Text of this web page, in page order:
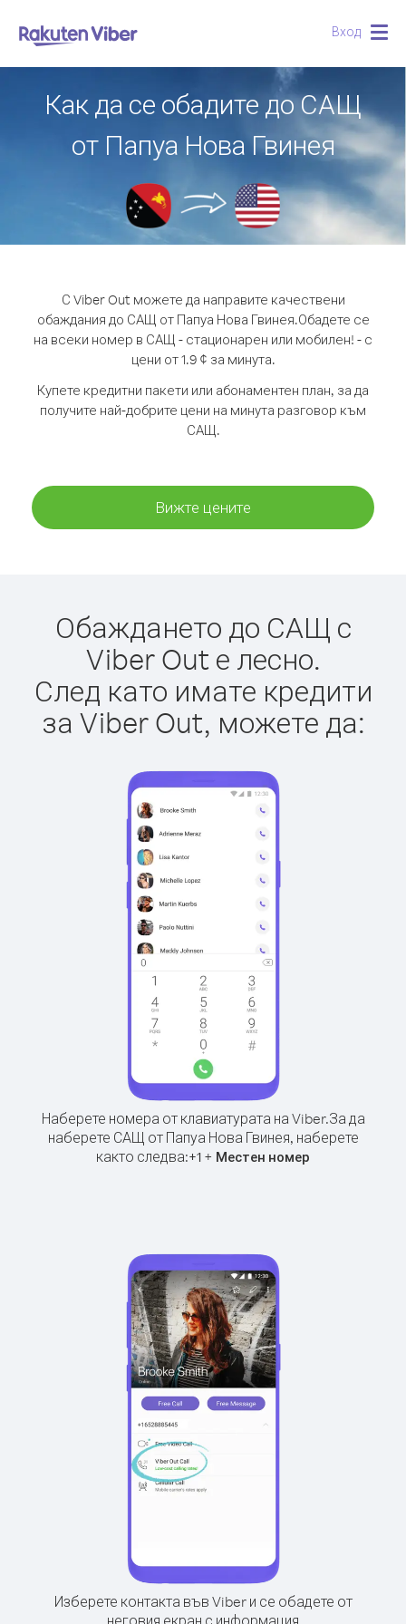
Вход
Как да се обадите до САЩ
от Папуа Нова Гвинея
С Viber Out можете да направите качествени
обаждания до САЩ от Папуа Нова Гвинея.Обадете се
на всеки номер в САЩ - стационарен или мобилен! - с
цени от 1.9 ¢ за минута.
Купете кредитни пакети или абонаментен план, за да
получите най-добрите цени на минута разговор към
САЩ.
Вижте цените
Обаждането до САЩ с
Viber Out е лесно.
След като имате кредити
за Viber Out, можете да:
Наберете номера от клавиатурата на Viber.За да
наберете САЩ от Папуа Нова Гвинея, наберете
както следва:+1 + Местен номер
Изберете контакта във Viber и се обадете от
неговия екран с информация